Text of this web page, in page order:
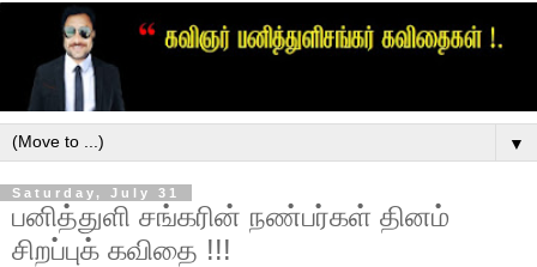
▼
Saturday, July 31
பனித்துளி சங்கரின் நண்பர்கள் தினம்
சிறப்புக் கவிதை !!!